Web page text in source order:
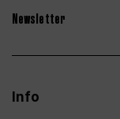
Newsletter
Info